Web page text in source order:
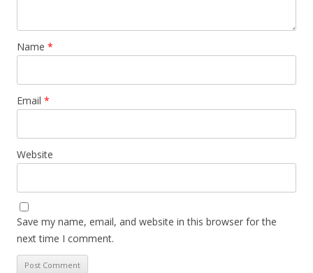
Name *
Email *
Website
Save my name, email, and website in this browser for the
next time I comment.